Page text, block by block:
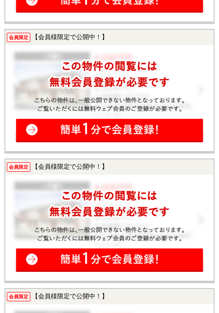
会員限定 【会員様限定で公開中！】
会員限定 【会員様限定で公開中！】
会員限定 【会員様限定で公開中！】